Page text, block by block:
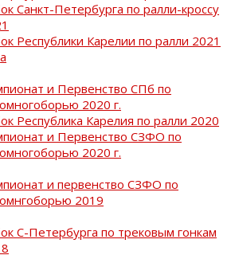
Санкт-Петербурга по ралли-кроссу
Республики Карелии по ралли 2021
и Первенство СПб по
2020 г.
Республика Карелия по ралли 2020
и Первенство СЗФО по
2020 г.
и первенство СЗФО по
2019
С-Петербурга по трековым гонкам